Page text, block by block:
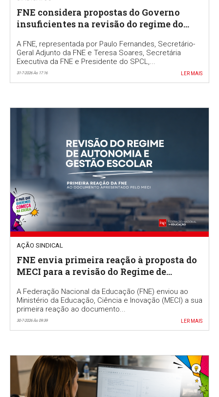
FNE considera propostas do Governo
insuficientes na revisão do regime do
A FNE, representada por Paulo Fernandes, Secretário-
Geral Adjunto da FNE e Teresa Soares, Secretária
Executiva da FNE e Presidente do SPCL,...
31-7-2026 Às 17:16 LER MAIS
AÇÃO SINDICAL
FNE envia primeira reação à proposta do
MECI para a revisão do Regime de
A Federação Nacional da Educação (FNE) enviou ao
Ministério da Educação, Ciência e Inovação (MECI) a sua
primeira reação ao documento...
30-7-2026 Às 09:39 LER MAIS